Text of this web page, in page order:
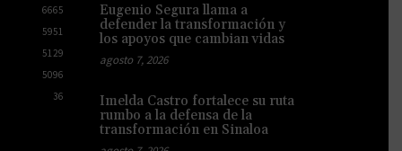
6665
5951
5129
5096
36
Eugenio Segura llama a
defender la transformación y
los apoyos que cambian vidas
agosto 7, 2026
Imelda Castro fortalece su ruta
rumbo a la defensa de la
transformación en Sinaloa